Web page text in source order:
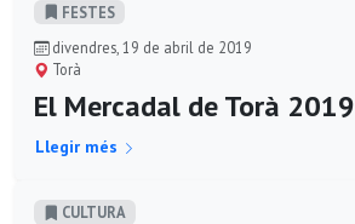
FESTES
divendres, 19 de abril de 2019
Torà
El Mercadal de Torà 2019
Llegir més
CULTURA